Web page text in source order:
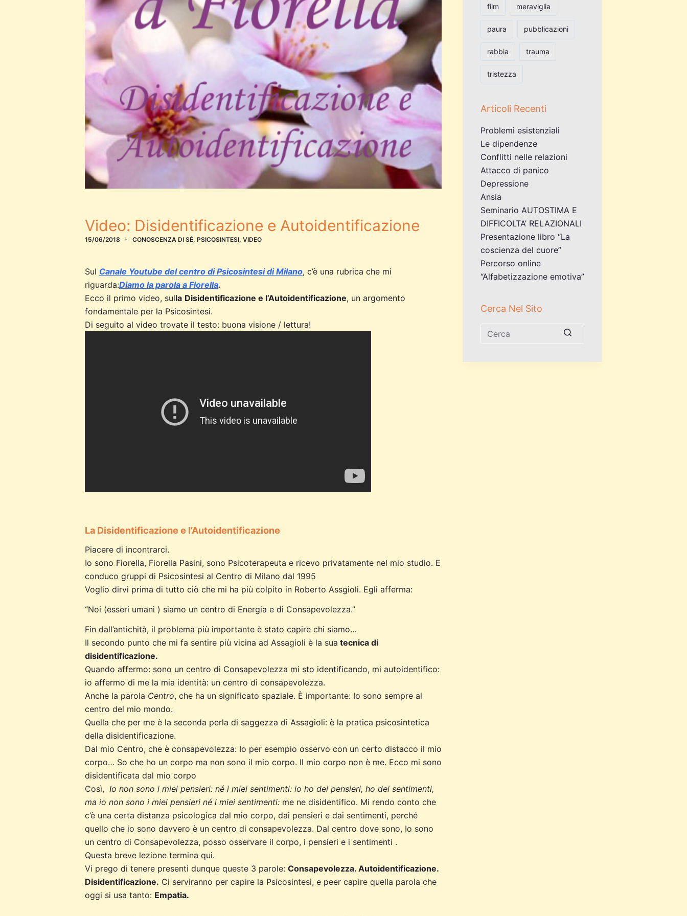
Video: Disidentificazione e Autoidentificazione
15/06/2018 CONOSCENZA DI SÉ, PSICOSINTESI, VIDEO
Sul Canale Youtube del centro di Psicosintesi di Milano, c’è una rubrica che mi
riguarda:Diamo la parola a Fiorella.
Ecco il primo video, sulla Disidentificazione e l’Autoidentificazione, un argomento
fondamentale per la Psicosintesi.
Di seguito al video trovate il testo: buona visione / lettura!
La Disidentificazione e l’Autoidentificazione
Piacere di incontrarci.
Io sono Fiorella, Fiorella Pasini, sono Psicoterapeuta e ricevo privatamente nel mio studio. E
conduco gruppi di Psicosintesi al Centro di Milano dal 1995
Voglio dirvi prima di tutto ciò che mi ha più colpito in Roberto Assgioli. Egli afferma:
“Noi (esseri umani ) siamo un centro di Energia e di Consapevolezza.”
Fin dall’antichità, il problema più importante è stato capire chi siamo…
Il secondo punto che mi fa sentire più vicina ad Assagioli è la sua tecnica di
disidentificazione.
Quando affermo: sono un centro di Consapevolezza mi sto identificando, mi autoidentifico:
io affermo di me la mia identità: un centro di consapevolezza.
Anche la parola Centro, che ha un significato spaziale. È importante: Io sono sempre al
centro del mio mondo.
Quella che per me è la seconda perla di saggezza di Assagioli: è la pratica psicosintetica
della disidentificazione.
Dal mio Centro, che è consapevolezza: Io per esempio osservo con un certo distacco il mio
corpo… So che ho un corpo ma non sono il mio corpo. Il mio corpo non è me. Ecco mi sono
disidentificata dal mio corpo
Così, Io non sono i miei pensieri: né i miei sentimenti: io ho dei pensieri, ho dei sentimenti,
ma io non sono i miei pensieri né i miei sentimenti: me ne disidentifico. Mi rendo conto che
c’è una certa distanza psicologica dal mio corpo, dai pensieri e dai sentimenti, perché
quello che io sono davvero è un centro di consapevolezza. Dal centro dove sono, Io sono
un centro di Consapevolezza, posso osservare il corpo, i pensieri e i sentimenti .
Questa breve lezione termina qui.
Vi prego di tenere presenti dunque queste 3 parole: Consapevolezza. Autoidentificazione.
Disidentificazione. Ci serviranno per capire la Psicosintesi, e peer capire quella parola che
oggi si usa tanto: Empatia.
film meraviglia
paura pubblicazioni
rabbia trauma
tristezza
Articoli Recenti
Problemi esistenziali
Le dipendenze
Conflitti nelle relazioni
Attacco di panico
Depressione
Ansia
Seminario AUTOSTIMA E
DIFFICOLTA’ RELAZIONALI
Presentazione libro “La
coscienza del cuore”
Percorso online
“Alfabetizzazione emotiva”
Cerca Nel Sito
risultato